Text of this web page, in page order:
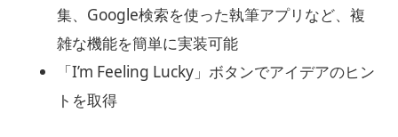
集、Google検索を使った執筆アプリなど、複
雑な機能を簡単に実装可能
「I’m Feeling Lucky」ボタンでアイデアのヒン
トを取得